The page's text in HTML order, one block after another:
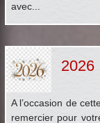
avec...
2026
A l’occasion de
remercier pour